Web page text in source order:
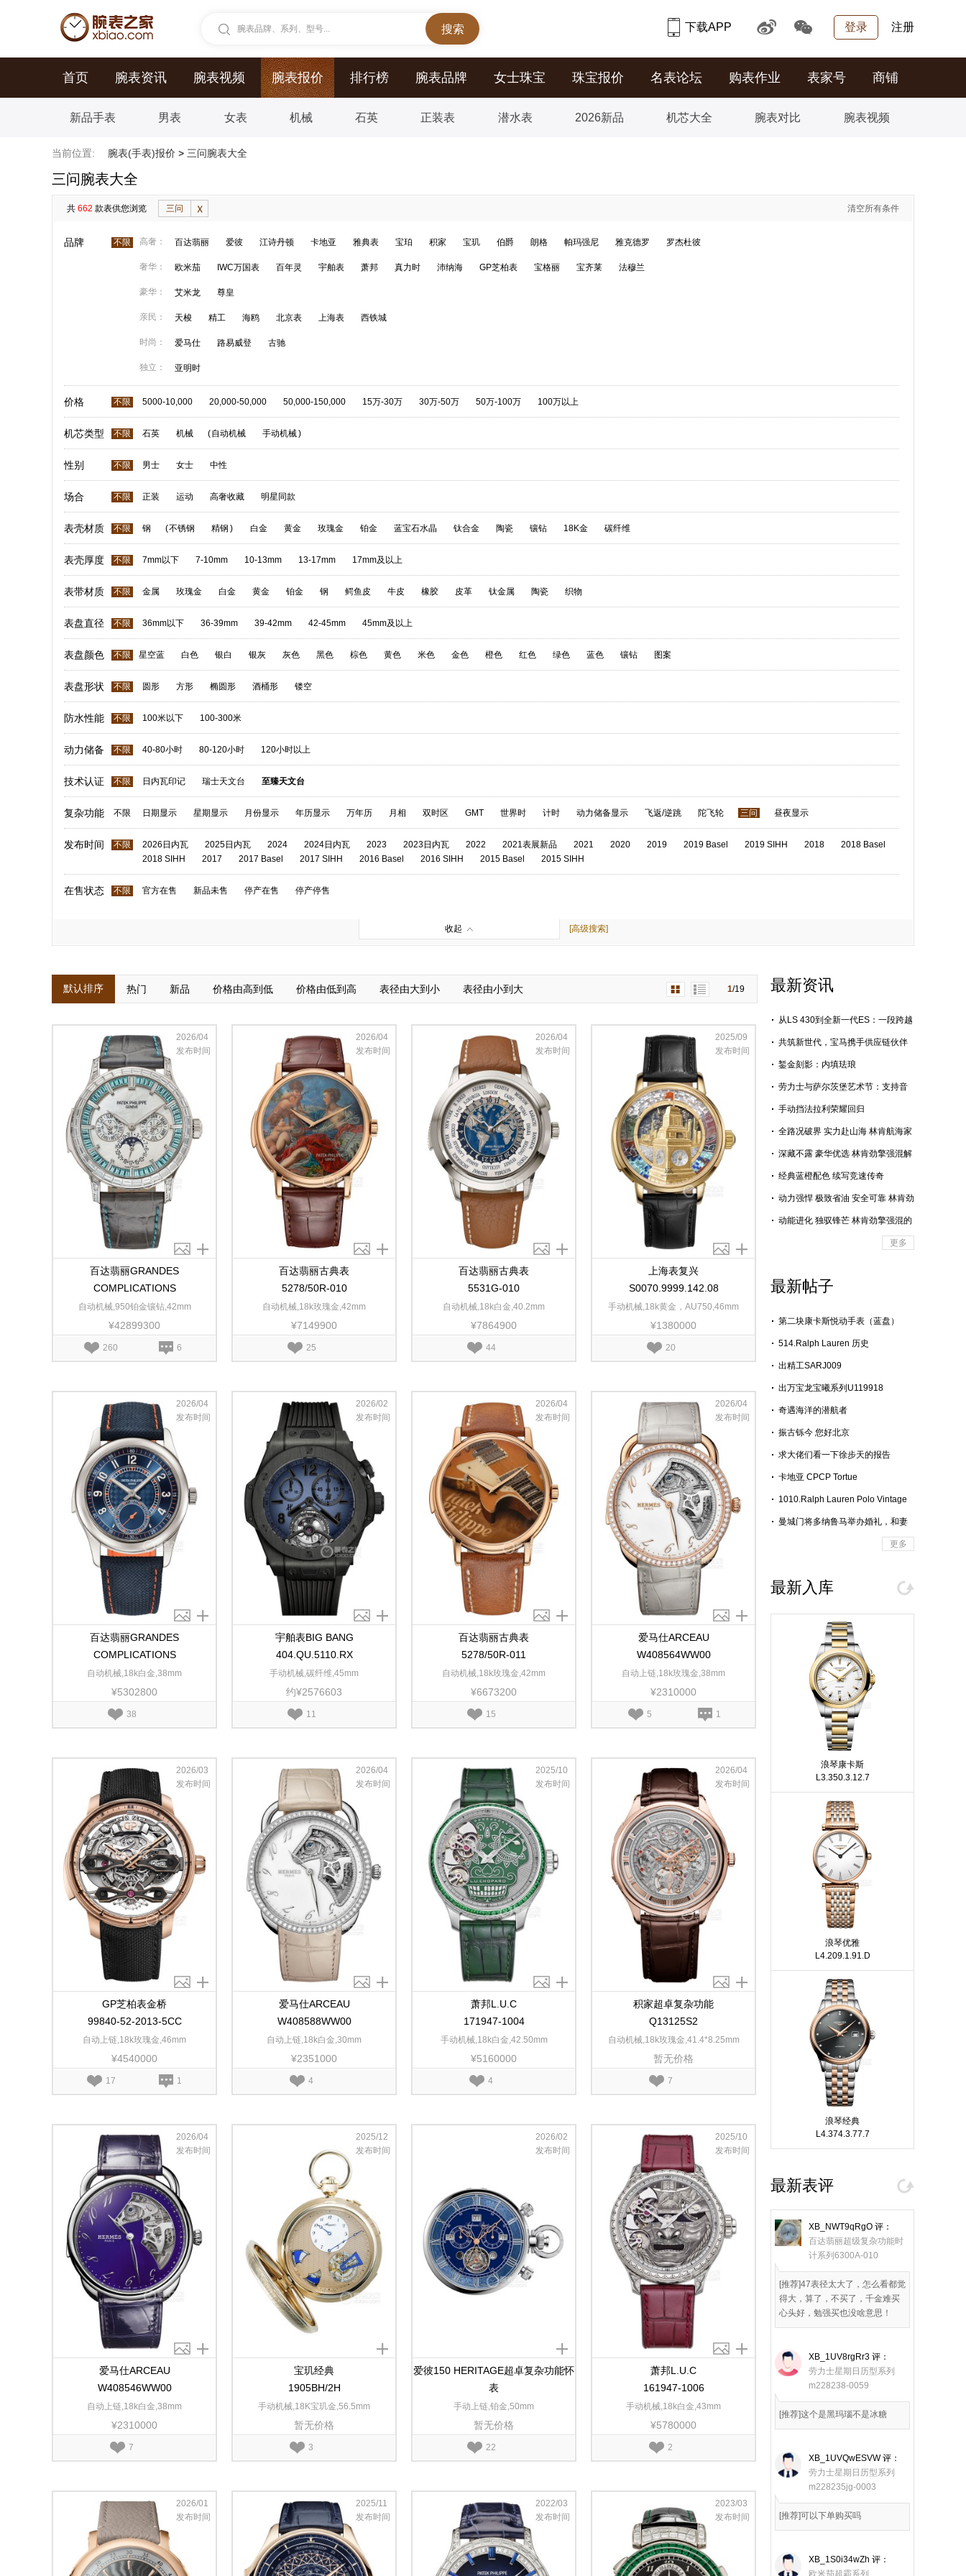
腕表品牌、系列、型号... 登录 注册
下载APP
首页 腕表资讯 腕表视频 腕表报价 排行榜 腕表品牌 女士珠宝 珠宝报价 名表论坛 购表作业 表家号 商铺
新品手表 男表 女表 机械 石英 正装表 潜水表 2026新品 机芯大全 腕表对比 腕表视频
当前位置: 腕表(手表)报价 > 三问腕表大全
三问腕表大全
共 662 款表供您浏览 三问 清空所有条件
品牌 不限 高奢： 百达翡丽 爱彼 江诗丹顿 卡地亚 雅典表 宝珀 积家 宝玑 伯爵 朗格 帕玛强尼 雅克德罗 罗杰杜彼
奢华： 欧米茄 IWC万国表 百年灵 宇舶表 萧邦 真力时 沛纳海 GP芝柏表 宝格丽 宝齐莱 法穆兰
豪华： 艾米龙 尊皇
亲民： 天梭 精工 海鸥 北京表 上海表 西铁城
时尚： 爱马仕 路易威登 古驰
独立： 亚明时
价格 不限 5000-10,000 20,000-50,000 50,000-150,000 15万-30万 30万-50万 50万-100万 100万以上
机芯类型 不限 石英 机械 (自动机械 手动机械)
性别 不限 男士 女士 中性
场合 不限 正装 运动 高奢收藏 明星同款
表壳材质 不限 钢 (不锈钢 精钢 ) 白金 黄金 玫瑰金 铂金 蓝宝石水晶 钛合金 陶瓷 镶钻 18K金 碳纤维
表壳厚度 不限 7mm以下 7-10mm 10-13mm 13-17mm 17mm及以上
表带材质 不限 金属 玫瑰金 白金 黄金 铂金 钢 鳄鱼皮 牛皮 橡胶 皮革 钛金属 陶瓷 织物
表盘直径 不限 36mm以下 36-39mm 39-42mm 42-45mm 45mm及以上
表盘颜色 不限 星空蓝 白色 银白 银灰 灰色 黑色 棕色 黄色 米色 金色 橙色 红色 绿色 蓝色 镶钻 图案
表盘形状 不限 圆形 方形 椭圆形 酒桶形 镂空
防水性能 不限 100米以下 100-300米
动力储备 不限 40-80小时 80-120小时 120小时以上
技术认证 不限 日内瓦印记 瑞士天文台 至臻天文台
复杂功能 不限 日期显示 星期显示 月份显示 年历显示 万年历 月相 双时区 GMT 世界时 计时 动力储备显示 飞返/逆跳 陀飞轮 三问 昼夜显示
发布时间 不限 2026日内瓦 2025日内瓦 2024 2024日内瓦 2023 2023日内瓦 2022 2021表展新品 2021 2020 2019 2019 Basel 2019 SIHH 2018
2018 Basel
2018 SIHH
2017 2017 Basel 2017 SIHH 2016 Basel 2016 SIHH 2015 Basel 2015 SIHH
在售状态 不限 官方在售 新品未售 停产在售 停产停售
收起 [高级搜索]
默认排序 热门 新品 价格由高到低 价格由低到高 表径由大到小 表径由小到大 1/19
2026/04
发布时间
百达翡丽GRANDES
COMPLICATIONS
5374/400P-001
自动机械,950铂金镶钻,42mm
¥42899300
260 6
2026/04
发布时间
百达翡丽古典表
5278/50R-010
自动机械,18k玫瑰金,42mm
¥7149900
25
2026/04
发布时间
百达翡丽古典表
5531G-010
自动机械,18k白金,40.2mm
¥7864900
44
2025/09
发布时间
上海表复兴
S0070.9999.142.08
手动机械,18k黄金，AU750,46mm
¥1380000
20
2026/04
发布时间
百达翡丽GRANDES
COMPLICATIONS
7047G-001
自动机械,18k白金,38mm
¥5302800
38
2026/02
发布时间
宇舶表BIG BANG
404.QU.5110.RX
手动机械,碳纤维,45mm
约¥2576603
11
2026/04
发布时间
百达翡丽古典表
5278/50R-011
自动机械,18k玫瑰金,42mm
¥6673200
15
2026/04
发布时间
爱马仕ARCEAU
W408564WW00
自动上链,18k玫瑰金,38mm
¥2310000
5 1
2026/03
发布时间
GP芝柏表金桥
99840-52-2013-5CC
自动上链,18k玫瑰金,46mm
¥4540000
17 1
2026/04
发布时间
爱马仕ARCEAU
W408588WW00
自动上链,18k白金,30mm
¥2351000
4
2025/10
发布时间
萧邦L.U.C
171947-1004
手动机械,18k白金,42.50mm
¥5160000
4
2026/04
发布时间
积家超卓复杂功能
Q13125S2
自动机械,18k玫瑰金,41.4*8.25mm
暂无价格
7
2026/04
发布时间
爱马仕ARCEAU
W408546WW00
自动上链,18k白金,38mm
¥2310000
7
2025/12
发布时间
宝玑经典
1905BH/2H
手动机械,18K宝玑金,56.5mm
暂无价格
3
2026/02
发布时间
爱彼150 HERITAGE超卓复杂功能怀
表
75150PT.OO.01
手动上链,铂金,50mm
暂无价格
22
2025/10
发布时间
萧邦L.U.C
161947-1006
手动机械,18k白金,43mm
¥5780000
2
2026/01
发布时间
2025/11
发布时间
2022/03
发布时间
2023/03
发布时间
最新资讯
从LS 430到全新一代ES：一段跨越
共筑新世代，宝马携手供应链伙伴
国产落地
錾金刻影：内填珐琅
劳力士与萨尔茨堡艺术节：支持音
手动挡法拉利荣耀回归
全路况破界 实力赴山海 林肯航海家
深藏不露 豪华优选 林肯劲擎强混解
经典蓝橙配色 续写竞速传奇
动力强悍 极致省油 安全可靠 林肯劲
动能进化 独驭锋芒 林肯劲擎强混的
更多
最新帖子
第二块康卡斯悦动手表（蓝盘）
514.Ralph Lauren 历史
出精工SARJ009
出万宝龙宝曦系列U119918
奇遇海洋的潜航者
振古铄今 您好北京
求大佬们看一下徐步天的报告
卡地亚 CPCP Tortue
1010.Ralph Lauren Polo Vintage
曼城门将多纳鲁马举办婚礼，和妻
更多
最新入库
浪琴康卡斯
L3.350.3.12.7
浪琴优雅
L4.209.1.91.D
浪琴经典
L4.374.3.77.7
最新表评
XB_NWT9qRgO 评：
百达翡丽超级复杂功能时
计系列6300A-010
[推荐]47表径太大了，怎么看都觉
得大，算了，不买了，千金难买
心头好，勉强买也没啥意思！
XB_1UV8rgRr3 评：
劳力士星期日历型系列
m228238-0059
[推荐]这个是黑玛瑙不是冰糖
XB_1UVQwESVW评：
劳力士星期日历型系列
m228235jg-0003
[推荐]可以下单购买吗
XB_1S0i34wZh 评：
欧米茄超霸系列